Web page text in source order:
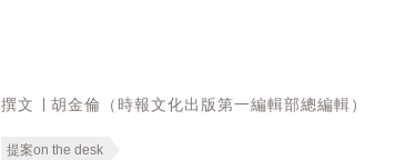
撰文 ∣ 胡金倫（時報文化出版第一編輯部總編輯）
提案on the desk